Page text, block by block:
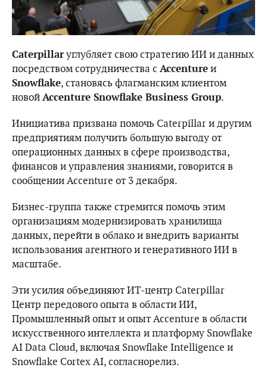
Caterpillarуглубляет свою стратегию ИИ и данных
посредством сотрудничества с Accentureи
Snowflake, становясь флагманским клиентом
новойAccenture Snowflake Business Group.
Инициатива призвана помочь Caterpillar и другим
предприятиям получить большую выгоду от
операционных данных в сфере производства,
финансов и управления знаниями, говорится в
сообщении Accenture от 3 декабря.
Бизнес-группа также стремится помочь этим
организациям модернизировать хранилища
данных, перейти в облако и внедрить варианты
использования агентного и генеративного ИИ в
масштабе.
Эти усилия объединяют ИТ-центр Caterpillar
Центр передового опыта в области ИИ,
Промышленный опыт и опыт Accenture в области
искусственного интеллекта и платформу Snowflake
AI Data Cloud, включая Snowflake Intelligence и
Snowflake Cortex AI, согласнорелиз.